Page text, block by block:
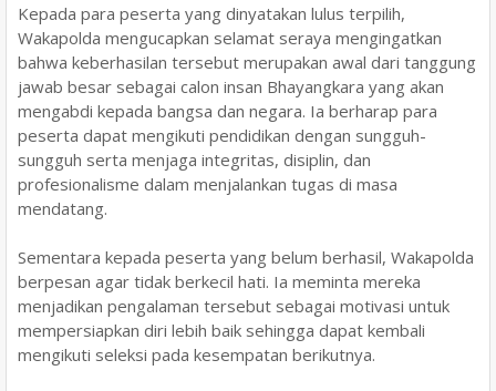
Kepada para peserta yang dinyatakan lulus terpilih,
Wakapolda mengucapkan selamat seraya mengingatkan
bahwa keberhasilan tersebut merupakan awal dari tanggung
jawab besar sebagai calon insan Bhayangkara yang akan
mengabdi kepada bangsa dan negara. Ia berharap para
peserta dapat mengikuti pendidikan dengan sungguh-
sungguh serta menjaga integritas, disiplin, dan
profesionalisme dalam menjalankan tugas di masa
mendatang.
Sementara kepada peserta yang belum berhasil, Wakapolda
berpesan agar tidak berkecil hati. Ia meminta mereka
menjadikan pengalaman tersebut sebagai motivasi untuk
mempersiapkan diri lebih baik sehingga dapat kembali
mengikuti seleksi pada kesempatan berikutnya.